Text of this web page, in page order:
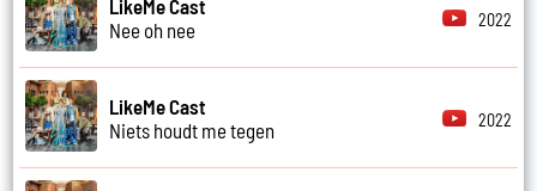
LikeMe Cast
Nee oh nee
2022
LikeMe Cast
Niets houdt me tegen
2022